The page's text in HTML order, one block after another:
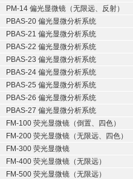
PM-14 偏光显微镜（无限远、反射）
PBAS-20 偏光显微分析系统
PBAS-21 偏光显微分析系统
PBAS-22 偏光显微分析系统
PBAS-23 偏光显微分析系统
PBAS-24 偏光显微分析系统
PBAS-25 偏光显微分析系统
PBAS-26 偏光显微分析系统
PBAS-27 偏光显微分析系统
FM-100 荧光显微镜（倒置、四色）
FM-200 荧光显微镜（无限远、四色）
FM-300 荧光显微镜
FM-400 荧光显微镜（无限远）
FM-500 荧光显微镜（无限远）